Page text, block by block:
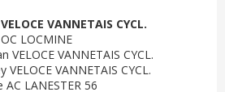
VANNETAIS CYCL.
LOCMINE
VELOCE VANNETAIS CYCL.
VELOCE VANNETAIS CYCL.
LANESTER 56